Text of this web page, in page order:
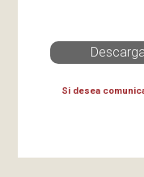
Si desea